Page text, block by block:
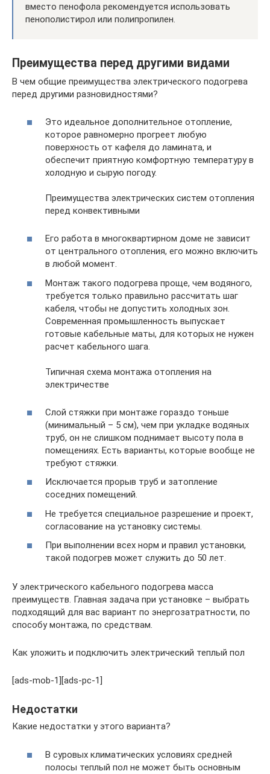
вместо пенофола рекомендуется использовать
пенополистирол или полипропилен.
Преимущества перед другими видами
В чем общие преимущества электрического подогрева
перед другими разновидностями?
Это идеальное дополнительное отопление,
которое равномерно прогреет любую
поверхность от кафеля до ламината, и
обеспечит приятную комфортную температуру в
холодную и сырую погоду.
Преимущества электрических систем отопления
перед конвективными
Его работа в многоквартирном доме не зависит
от центрального отопления, его можно включить
в любой момент.
Монтаж такого подогрева проще, чем водяного,
требуется только правильно рассчитать шаг
кабеля, чтобы не допустить холодных зон.
Современная промышленность выпускает
готовые кабельные маты, для которых не нужен
расчет кабельного шага.
Типичная схема монтажа отопления на
электричестве
Слой стяжки при монтаже гораздо тоньше
(минимальный – 5 см), чем при укладке водяных
труб, он не слишком поднимает высоту пола в
помещениях. Есть варианты, которые вообще не
требуют стяжки.
Исключается прорыв труб и затопление
соседних помещений.
Не требуется специальное разрешение и проект,
согласование на установку системы.
При выполнении всех норм и правил установки,
такой подогрев может служить до 50 лет.
У электрического кабельного подогрева масса
преимуществ. Главная задача при установке – выбрать
подходящий для вас вариант по энергозатратности, по
способу монтажа, по средствам.
Как уложить и подключить электрический теплый пол
[ads-mob-1][ads-pc-1]
Недостатки
Какие недостатки у этого варианта?
В суровых климатических условиях средней
полосы теплый пол не может быть основным